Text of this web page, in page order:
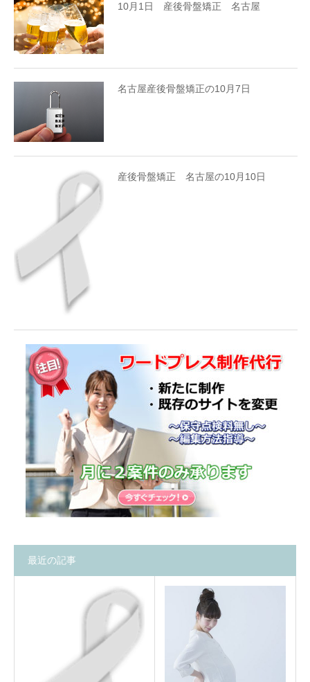
10月1日 産後骨盤矯正 名古屋
名古屋産後骨盤矯正の10月7日
産後骨盤矯正 名古屋の10月10日
最近の記事